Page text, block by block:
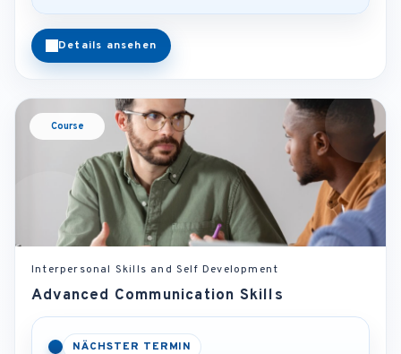
Details ansehen
Course
Interpersonal Skills and Self Development
Advanced Communication Skills
NÄCHSTER TERMIN